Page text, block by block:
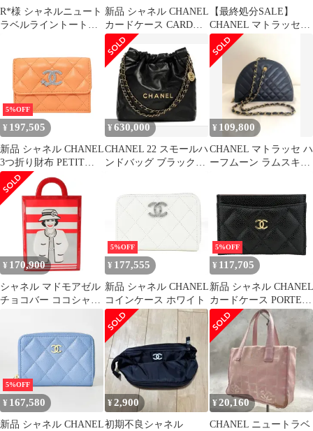
R*様 シャネルニュート
ラベルライントートバ
新品 シャネル CHANEL
カードケース CARD
CASE ブラック
【最終処分SALE】
CHANEL マトラッセシ
ョルダーバッグ A-
13046
5%OFF
¥ 197,505
新品 シャネル CHANEL
3つ折り財布 PETIT
PORTEFEUILLE A
RABAT オレンジ
¥630,000
CHANEL 22 スモールハ
ンドバッグ ブラックシ
¥ 109,800
CHANEL マトラッセ ハ
ーフムーン ラムスキン
¥ 170,900
シャネル マドモアゼル
チョコバー ココシャネ
品保証】
5%OFF
¥ 177,555
新品 シャネル CHANEL
コインケース ホワイト
5%OFF
¥ 117,705
新品 シャネル CHANEL
カードケース PORTE-
CARTES CLASSIQUE
ノワール
5%OFF
¥ 167,580
新品 シャネル CHANEL
¥2,900
初期不良シャネル
¥20,160
CHANEL ニュートラベ